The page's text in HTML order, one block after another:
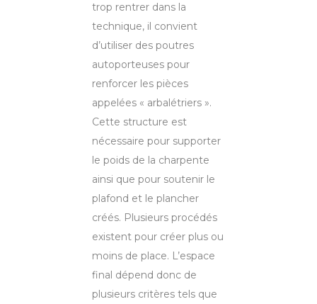
trop rentrer dans la
technique, il convient
d’utiliser des poutres
autoporteuses pour
renforcer les pièces
appelées « arbalétriers ».
Cette structure est
nécessaire pour supporter
le poids de la charpente
ainsi que pour soutenir le
plafond et le plancher
créés. Plusieurs procédés
existent pour créer plus ou
moins de place. L’espace
final dépend donc de
plusieurs critères tels que